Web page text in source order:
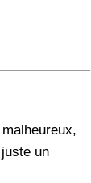
un